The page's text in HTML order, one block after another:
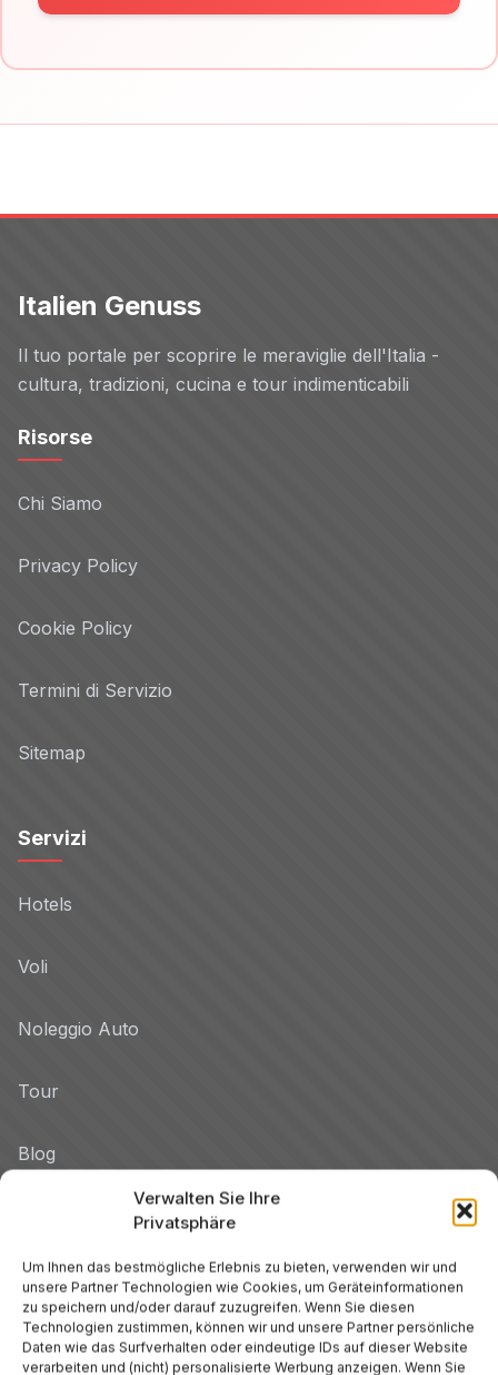
Verwalten Sie Ihre
Privatsphäre
Um Ihnen das bestmögliche Erlebnis zu bieten, verwenden wir und
unsere Partner Technologien wie Cookies, um Geräteinformationen
zu speichern und/oder darauf zuzugreifen. Wenn Sie diesen
Technologien zustimmen, können wir und unsere Partner persönliche
Daten wie das Surfverhalten oder eindeutige IDs auf dieser Website
verarbeiten und (nicht) personalisierte Werbung anzeigen. Wenn Sie
Italien Genuss
Il tuo portale per scoprire le meraviglie dell'Italia -
cultura, tradizioni, cucina e tour indimenticabili
Risorse
Chi Siamo
Privacy Policy
Cookie Policy
Termini di Servizio
Sitemap
Servizi
Hotels
Voli
Noleggio Auto
Tour
Blog
Hotel per Regione
Veneto
Toskana